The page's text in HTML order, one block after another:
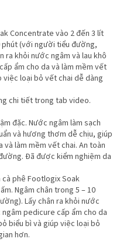
Concentrate vào 2 đến 3 lít
phút (với người tiểu đường,
ra khỏi nước ngâm và lau khô
ẩm cho da và làm mềm vết
việc loại bỏ vết chai dễ dàng
chi tiết trong tab video.
đặc. Nước ngâm làm sạch
và hương thơm dễ chịu, giúp
và làm mềm vết chai. An toàn
Đã được kiểm nghiệm da
phê Footlogix Soak
Ngâm chân trong 5 – 10
Lấy chân ra khỏi nước
pedicure cấp ẩm cho da
biểu bì và giúp việc loại bỏ
hơn.